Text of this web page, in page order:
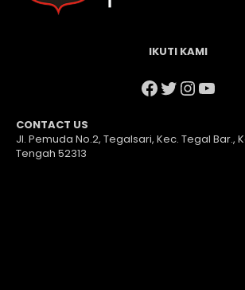
IKUTI KAMI
Facebook
Twitter
CONTACT US
Jl. Pemuda No.2, Tegalsari, Kec. Tegal Bar.,
Tengah 52313